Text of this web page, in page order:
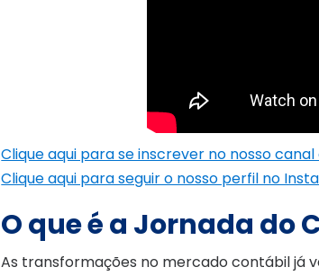
Clique aqui para se inscrever no nosso
Clique aqui para seguir o nosso perfil no
O que é a Jornada do
As transformações no mercado contábil já